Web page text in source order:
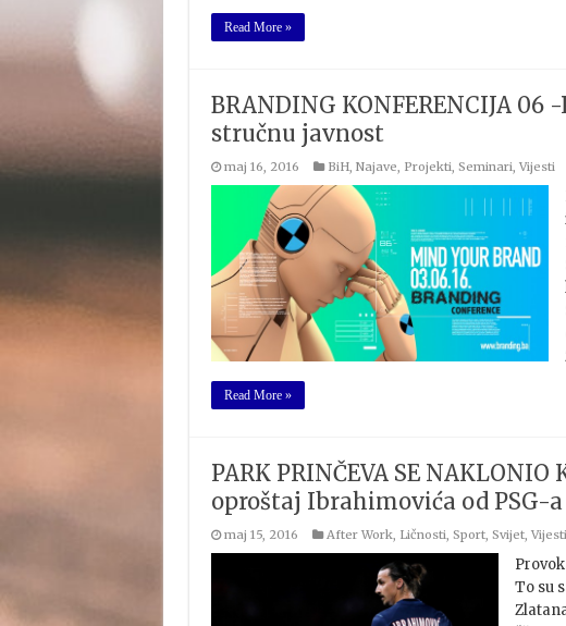
Read More »
BRANDING KONFERENCIJA
stručnu javnost
maj 16, 2016 BiH, Najave, Projekti, Seminari, Vijesti
Read More »
PARK PRINČEVA SE
oproštaj Ibrahimovića od PSG-a
maj 15, 2016 After Work, Ličnosti, Sport, Svijet, Vijesti
To su